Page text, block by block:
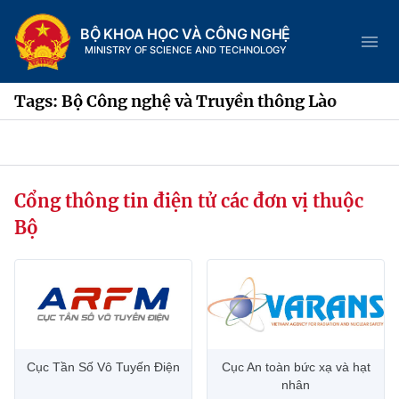
BỘ KHOA HỌC VÀ CÔNG NGHỆ
MINISTRY OF SCIENCE AND TECHNOLOGY
Trang chủ
Chức năng nhiệm vụ
Tin tức sự kiện
Hệ thống văn bản
Tags: Bộ Công nghệ và Truyền thông Lào
Cổng thông tin điện tử các đơn vị thuộc
Bộ
Cục Tần Số Vô Tuyến Điện
Cục An toàn bức xạ và hạt
nhân